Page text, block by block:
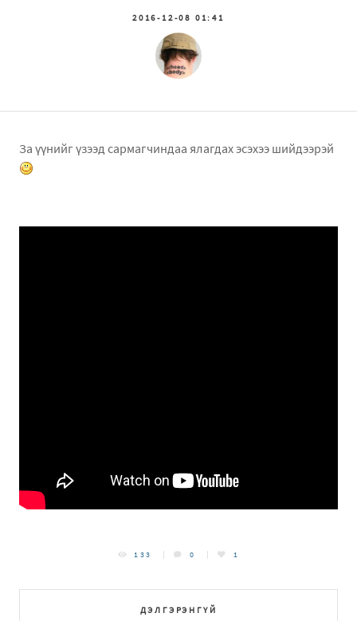
2016-12-08 01:41
За үүнийг үзээд сармагчиндаа ялагдах эсэхээ шийдээрэй
ДЭЛГЭРЭНГҮЙ
133 0 1